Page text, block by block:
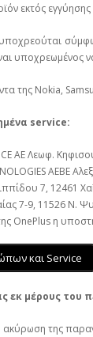
εκτός
υποχρεωμένος
της Nokia,
service:
ΑΕ Λεωφ.
ΑΕΒΕ
7, 12461
7-9, 11526 Ν.
OnePlus η
και Service
εκ μέρους του
της